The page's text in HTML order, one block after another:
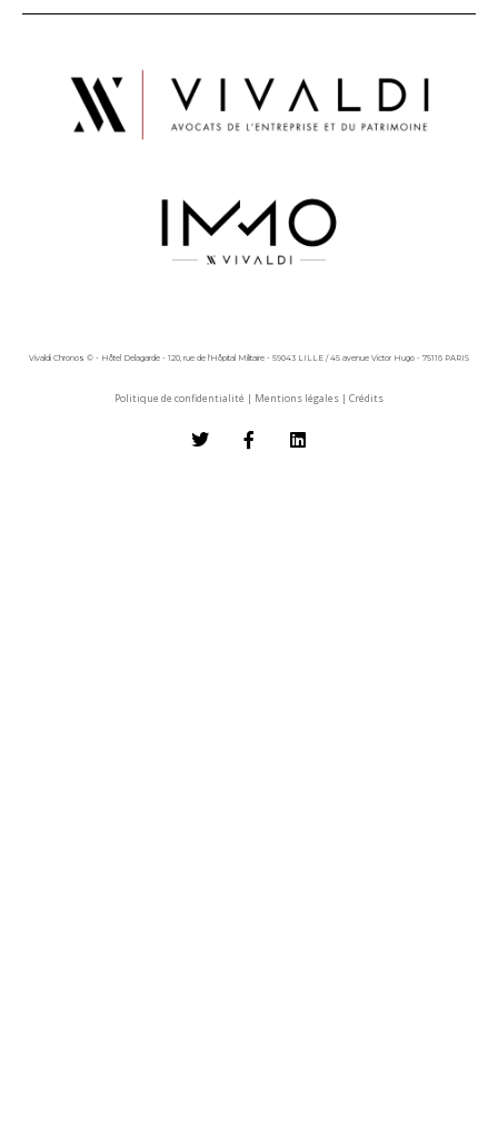
Vivaldi Chronos © - Hôtel Delagarde - 120, rue de l'Hôpital Militaire - 59043 LILLE / 45 avenue Victor Hugo - 75116 PARIS
Politique de confidentialité | Mentions légales | Crédits